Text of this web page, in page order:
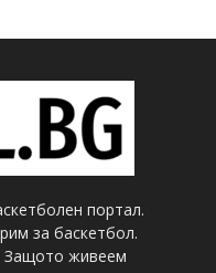
портал.
за баскетбол.
Защото живеем